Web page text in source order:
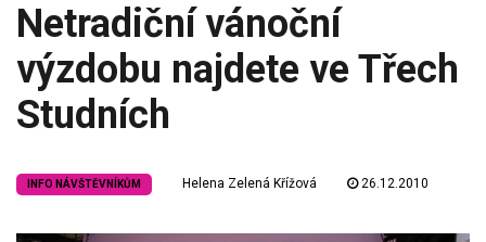
Netradiční vánoční
výzdobu najdete ve Třech
Studních
INFO NÁVŠTĚVNÍKŮM Helena Zelená Křížová 26.12.2010